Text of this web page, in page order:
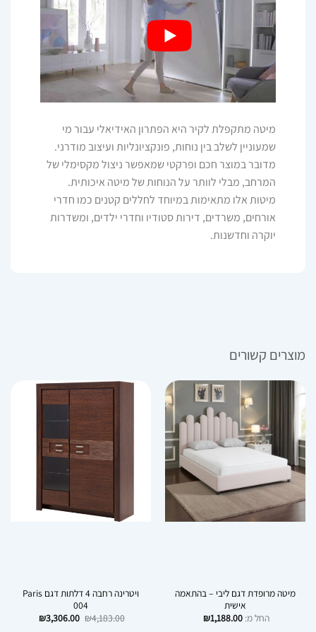
מיטה מתקפלת לקיר היא הפתרון האידיאלי עבור מי
שמעוניין לשלב בין נוחות, פונקציונליות ועיצוב מודרני.
מדובר במוצר חכם ופרקטי שמאפשר ניצול מקסימלי של
המרחב, מבלי לוותר על הנוחות של מיטה איכותית.
מיטות אלו מתאימות במיוחד לחללים קטנים כמו חדרי
אורחים, משרדים, דירות סטודיו וחדרי ילדים, ומשדרות
יוקרה וחדשנות.
מוצרים קשורים
מיטה מרופדת דגם ליבי – בהתאמה
אישית
החל מ:
₪1,188.00
ויטרינה רחבה 4 דלתות דגם Paris
004
₪4,183.00 המחיר
המקורי
₪3,306.00